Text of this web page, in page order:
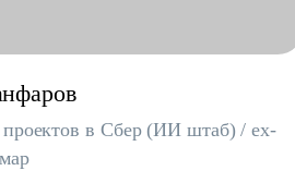
проектов в Сбер (ИИ штаб) / ex-